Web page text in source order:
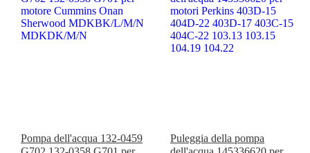
Pompa dell'acqua 132-0459
Puleggia della pompa